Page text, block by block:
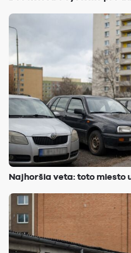
Najhoršia veta: toto miesto